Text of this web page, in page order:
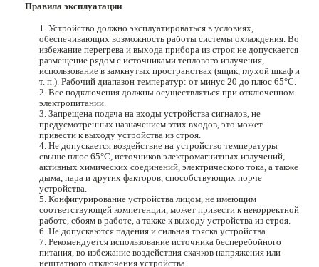
Правила эксплуатации
Устройство должно эксплуатироваться в условиях,
обеспечивающих возможность работы системы охлаждения. Во
избежание перегрева и выхода прибора из строя не допускается
размещение рядом с источниками теплового излучения,
использование в замкнутых пространствах (ящик, глухой шкаф и
т. п.). Рабочий диапазон температур: от минус 20 до плюс 65°C.
Все подключения должны осуществляться при отключенном
электропитании.
Запрещена подача на входы устройства сигналов, не
предусмотренных назначением этих входов, это может
привести к выходу устройства из строя.
Не допускается воздействие на устройство температуры
свыше плюс 65°C, источников электромагнитных излучений,
активных химических соединений, электрического тока, а также
дыма, пара и других факторов, способствующих порче
устройства.
Конфигурирование устройства лицом, не имеющим
соответствующей компетенции, может привести к некорректной
работе, сбоям в работе, а также к выходу устройства из строя.
Не допускаются падения и сильная тряска устройства.
Рекомендуется использование источника бесперебойного
питания, во избежание воздействия скачков напряжения или
нештатного отключения устройства.